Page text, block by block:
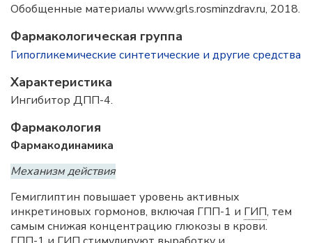
Обобщенные материалы www.grls.rosminzdrav.ru, 2018.
Фармакологическая группа
Гипогликемические синтетические и другие средства
Характеристика
Ингибитор ДПП-4.
Фармакология
Фармакодинамика
Механизм действия
Гемиглиптин повышает уровень активных
инкретиновых гормонов, включая ГПП-1 и ГИП, тем
самым снижая концентрацию глюкозы в крови.